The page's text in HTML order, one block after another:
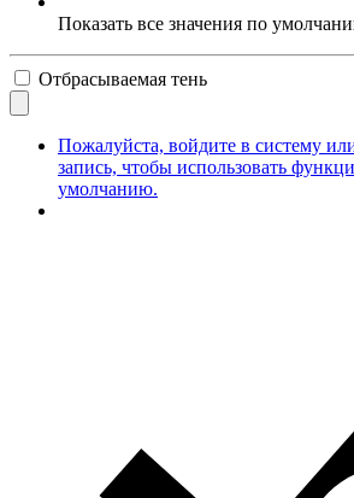
Показать все значения по
Отбрасываемая тень
Пожалуйста, войдите в систему
запись, чтобы использовать
умолчанию.